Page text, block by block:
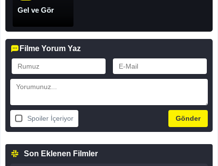
Gel ve Gör
Filme Yorum Yaz
Spoiler İçeriyor
Son Eklenen Filmler